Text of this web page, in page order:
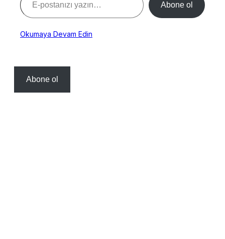
Abone ol
Okumaya Devam Edin
Abone ol